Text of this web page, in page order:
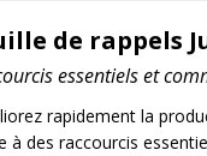
de rappels
essentiels et
rapidement la
à des raccourcis